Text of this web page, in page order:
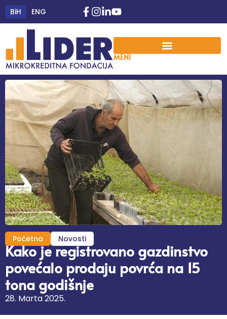
BiH ENG
MENI
Početna Novosti
Kako je registrovano gazdinstvo
povećalo prodaju povrća na 15
tona godišnje
28. Marta 2025.